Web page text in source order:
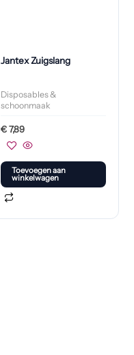
Jantex Zuigslang
Disposables &
schoonmaak
€7,89
Toevoegen aan
winkelwagen